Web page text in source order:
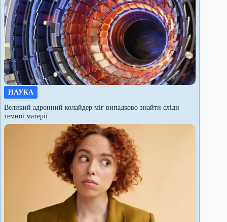
НАУКА
Великий адронний колайдер міг випадково знайти сліди
темної матерії